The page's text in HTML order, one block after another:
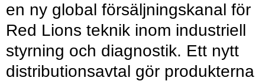
en ny global försäljningskanal för
Red Lions teknik inom industriell
styrning och diagnostik. Ett nytt
distributionsavtal gör produkterna